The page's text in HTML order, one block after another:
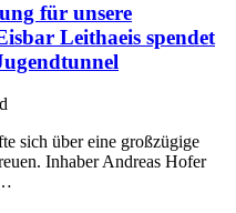
für unsere
Leithaeis spendet
sich über eine großzügige
Inhaber Andreas Hofer